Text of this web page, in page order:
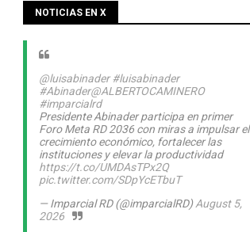
NOTICIAS EN X
@luisabinader #luisabinader
#Abinader@ALBERTOCAMINERO
#imparcialrd
Presidente Abinader participa en primer
Foro Meta RD 2036 con miras a impulsar el
crecimiento económico, fortalecer las
instituciones y elevar la productividad
https://t.co/UMDAsTPx2Q
pic.twitter.com/SDpYcETbuT
— Imparcial RD (@imparcialRD)August 5,
2026